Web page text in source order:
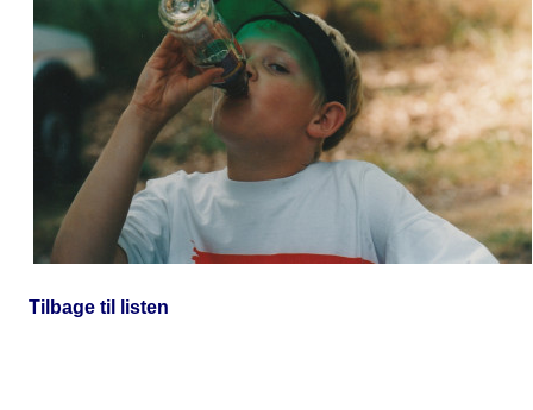
Tilbage til listen